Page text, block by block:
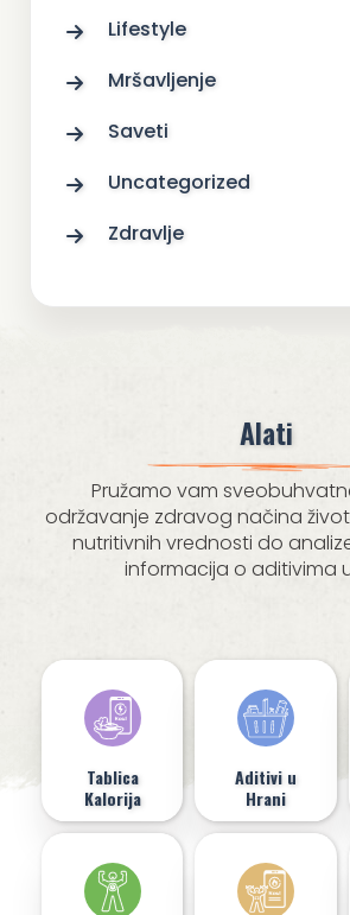
Lifestyle
Mršavljenje
Saveti
Uncategorized
Zdravlje
Alati
Pružamo vam
održavanje zdravog načina
nutritivnih vrednosti do
informacija o aditivima
Tablica
Kalorija
Aditivi u
Hrani